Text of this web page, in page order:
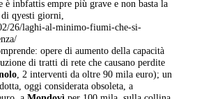
è inbfattis empre più grave e non basta la
di qyesti giorni,
26/laghi-al-minimo-fiumi-che-si-
opere di aumento della capacità
di tratti di rete che causano perdite
, 2 interventi da oltre 90 mila euro); un
oggi considerata obsoleta, a